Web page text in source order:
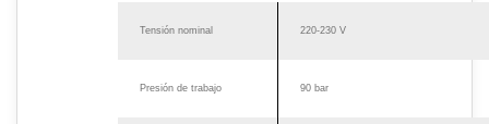
Tensión nominal 220-230 V
Presión de trabajo 90 bar